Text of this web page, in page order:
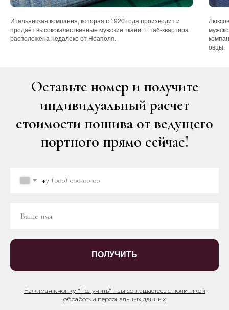
Итальянская компания, которая с 1920 года производит и
продаёт высококачественные мужские ткани. Штаб-квартира
расположена недалеко от Неаполя.
овцы.
Оставьте номер и получите
индивидуальный расчет
стоимости пошива от ведущего
портного прямо сейчас!
+7
ПОЛУЧИТЬ
Нажимая кнопку "Получить" - вы соглашаетесь с политикой
обработки персональных данных